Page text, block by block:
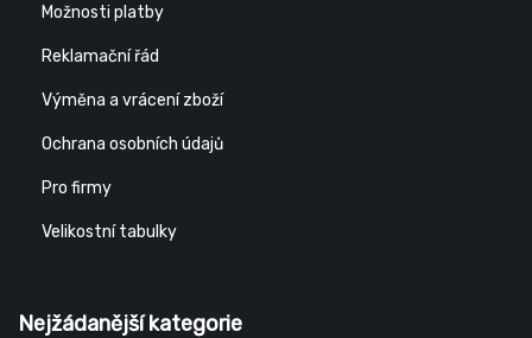
Možnosti platby
Reklamační řád
Výměna a vrácení zboží
Ochrana osobních údajů
Pro firmy
Velikostní tabulky
Nejžádanější kategorie